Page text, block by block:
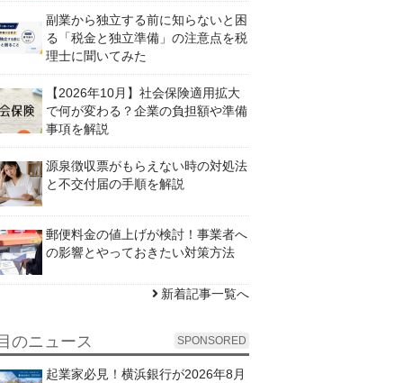
副業から独立する前に知らないと困
る「税金と独立準備」の注意点を税
理士に聞いてみた
【2026年10月】社会保険適用拡大
で何が変わる？企業の負担額や準備
事項を解説
源泉徴収票がもらえない時の対処法
と不交付届の手順を解説
郵便料金の値上げが検討！事業者へ
の影響とやっておきたい対策方法
新着記事一覧へ
のニュース SPONSORED
起業家必見！横浜銀行が2026年8月